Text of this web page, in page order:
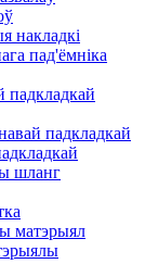
накладкі
пад'ёмніка
падкладкай
падкладкай
шланг
матэрыял